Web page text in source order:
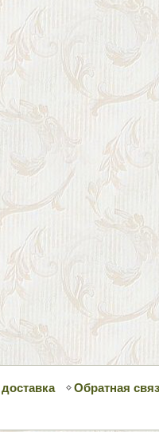
Обратная